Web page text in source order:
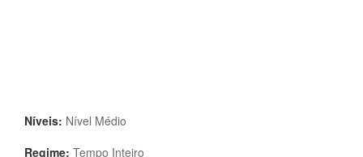
Níveis: Nível Médio
Regime: Tempo Inteiro